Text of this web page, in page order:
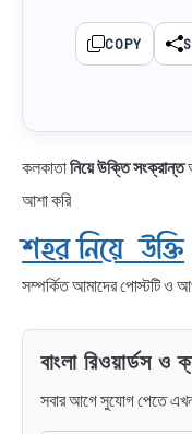
COPY
কলকাতানিয়ে উক্তি সংক্রান্ত
আশা করি
শহর নিয়ে উক্তি
সম্পর্কিত আমাদের পোস্টটি ও
বাংলা রিওয়ার্ডস
সবার আগে সুযোগ পেতে